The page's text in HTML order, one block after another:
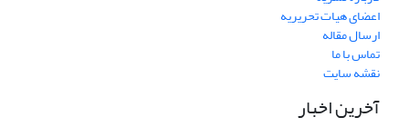
اعضای هیات تحریریه
ارسال مقاله
تماس با ما
نقشه سایت
آخرین اخبار